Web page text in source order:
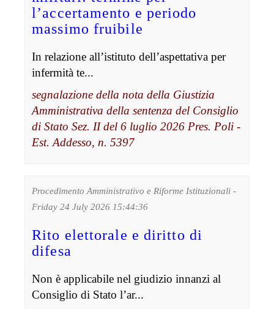
l’accertamento e periodo
massimo fruibile
In relazione all’istituto dell’aspettativa per
infermità te...
segnalazione della nota della Giustizia
Amministrativa della sentenza del Consiglio
di Stato Sez. II del 6 luglio 2026 Pres. Poli -
Est. Addesso, n. 5397
Procedimento Amministrativo e Riforme Istituzionali -
Friday 24 July 2026 15:44:36
Rito elettorale e diritto di
difesa
Non è applicabile nel giudizio innanzi al
Consiglio di Stato l’ar...